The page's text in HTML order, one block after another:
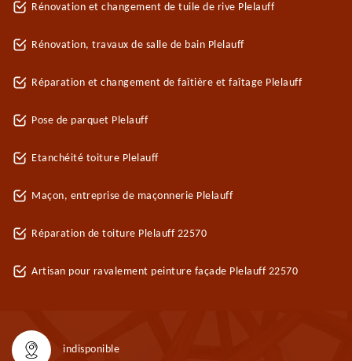
Rénovation et changement de tuile de rive Plelauff
Rénovation, travaux de salle de bain Plelauff
Réparation et changement de faîtière et faîtage Plelauff
Pose de parquet Plelauff
Etanchéité toiture Plelauff
Maçon, entreprise de maçonnerie Plelauff
Réparation de toiture Plelauff 22570
Artisan pour ravalement peinture façade Plelauff 22570
indisponible